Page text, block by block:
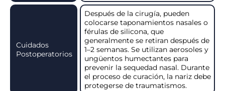
Cuidados
Postoperatorios
Después de la cirugía, pueden
colocarse taponamientos nasales o
férulas de silicona, que
generalmente se retiran después de
1–2 semanas. Se utilizan aerosoles y
ungüentos humectantes para
prevenir la sequedad nasal. Durante
el proceso de curación, la nariz debe
protegerse de traumatismos.